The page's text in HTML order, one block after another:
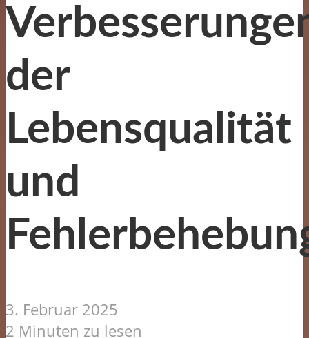
der
Lebensqualität
und
3. Februar 2025
2 Minuten zu lesen